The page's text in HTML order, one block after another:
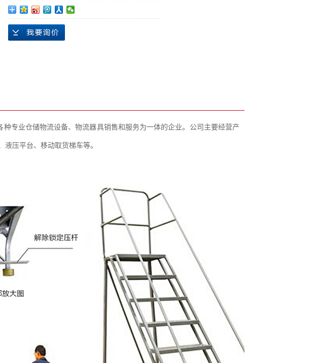
专业仓储物流设备、物流器具销售和服务为一体的企业。公司主要经营产
液压平台、移动取货梯车等。